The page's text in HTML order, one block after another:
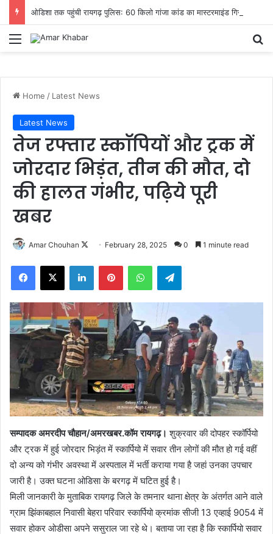
Menu
Home / Latest News
Latest News
तेज रफ्तार स्काॅपियों और ट्रक में
जोरदार भिड़ंत, तीन की मौत, दो
की हालत गंभीर, पढ़िये पूरी
खबर
Amar Chouhan
FollowFebruary 28, 2025 0 1 minute read
Facebook
X LinkedInPinterestWhatsAppTelegram
सम्पादक अमरदीप चौहान/अमरखबर.कॉम रायगढ़। शुक्रवार की दोपहर स्कॉर्पियो
और ट्रक में हुई जोरदार भिड़ंत में स्कार्पियो में सवार तीन लोगों की मौत हो गई वहीं
दो अन्य को गंभीर अवस्था में अस्पताल में भर्ती कराया गया है जहां उनका उपचार
जारी है। उक्त घटना ओडिसा के बरगढ़ में घटित हुई है।
मिली जानकारी के मुताबिक रायगढ़ जिले के तमनार थाना क्षेत्र के अंतर्गत आने वाले
ग्राम झिंकाबहाल निवासी बेहरा परिवार स्कार्पियो क्रमांक सीजी 13 एव्हाई 9054 में
सवार होकर ओडीसा अपने ससुराल जा रहे थे। बताया जा रहा है कि स्कार्पियो सवार